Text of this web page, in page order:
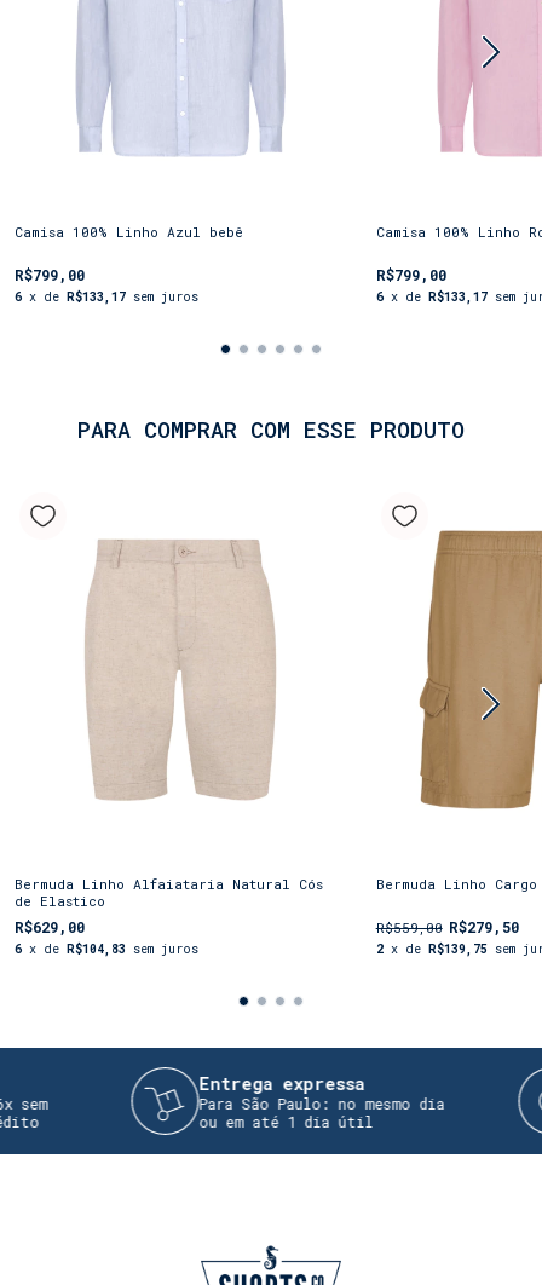
ampla cartela de cores, é o item essencial que
Combine-a com os nossos shorts de banho (lisos e
estampados) para um look descontraído ou com uma
calça de linho para uma ocasião mais formal. A
favorita e adicione a sofisticação da *Shorts Co*
Camisa 100% Linho Azul bebê
R$799,00
6 x de R$133,17 sem juros
Camisa 100% Linho
R$799,00
6 x de R$133,17 sem
PARA COMPRAR COM ESSE PRODUTO
Bermuda Linho Alfaiataria Natural Cós
de Elastico
R$629,00
6 x de R$104,83 sem juros
Bermuda Linho
R$559,00 R$279,50
2 x de R$139,75 sem
Entrega expressa
Para São Paulo: no mesmo dia
ou em até 1 dia útil